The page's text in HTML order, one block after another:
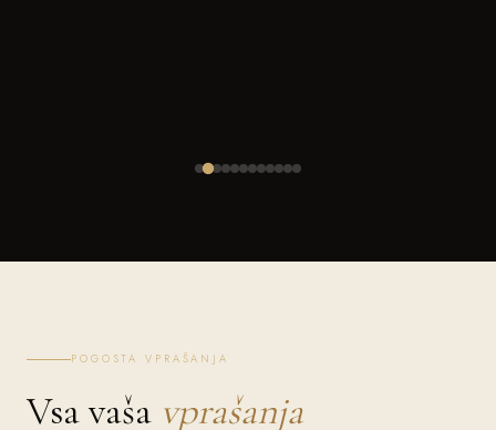
POGOSTA VPRAŠANJA
Vsa vaša vprašanja